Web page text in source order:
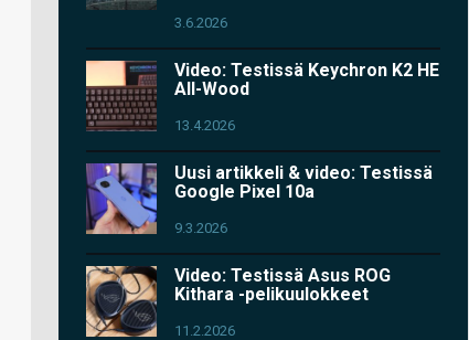
3.6.2026
Video: Testissä Keychron K2 HE
All-Wood
13.4.2026
Uusi artikkeli & video: Testissä
Google Pixel 10a
9.3.2026
Video: Testissä Asus ROG
Kithara -pelikuulokkeet
11.2.2026